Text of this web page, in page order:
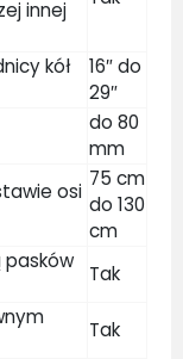
innej
kół
16″ do
29″
do 80
mm
osi
75 cm
do 130
cm
pasków
Tak
Tak